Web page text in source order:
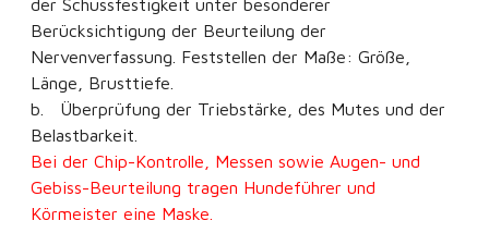
der Schussfestigkeit unter besonderer
Berücksichtigung der Beurteilung der
Nervenverfassung. Feststellen der Maße: Größe,
Länge, Brusttiefe.
b. Überprüfung der Triebstärke, des Mutes und der
Belastbarkeit.
Bei der Chip-Kontrolle, Messen sowie Augen- und
Gebiss-Beurteilung tragen Hundeführer und
Körmeister eine Maske.